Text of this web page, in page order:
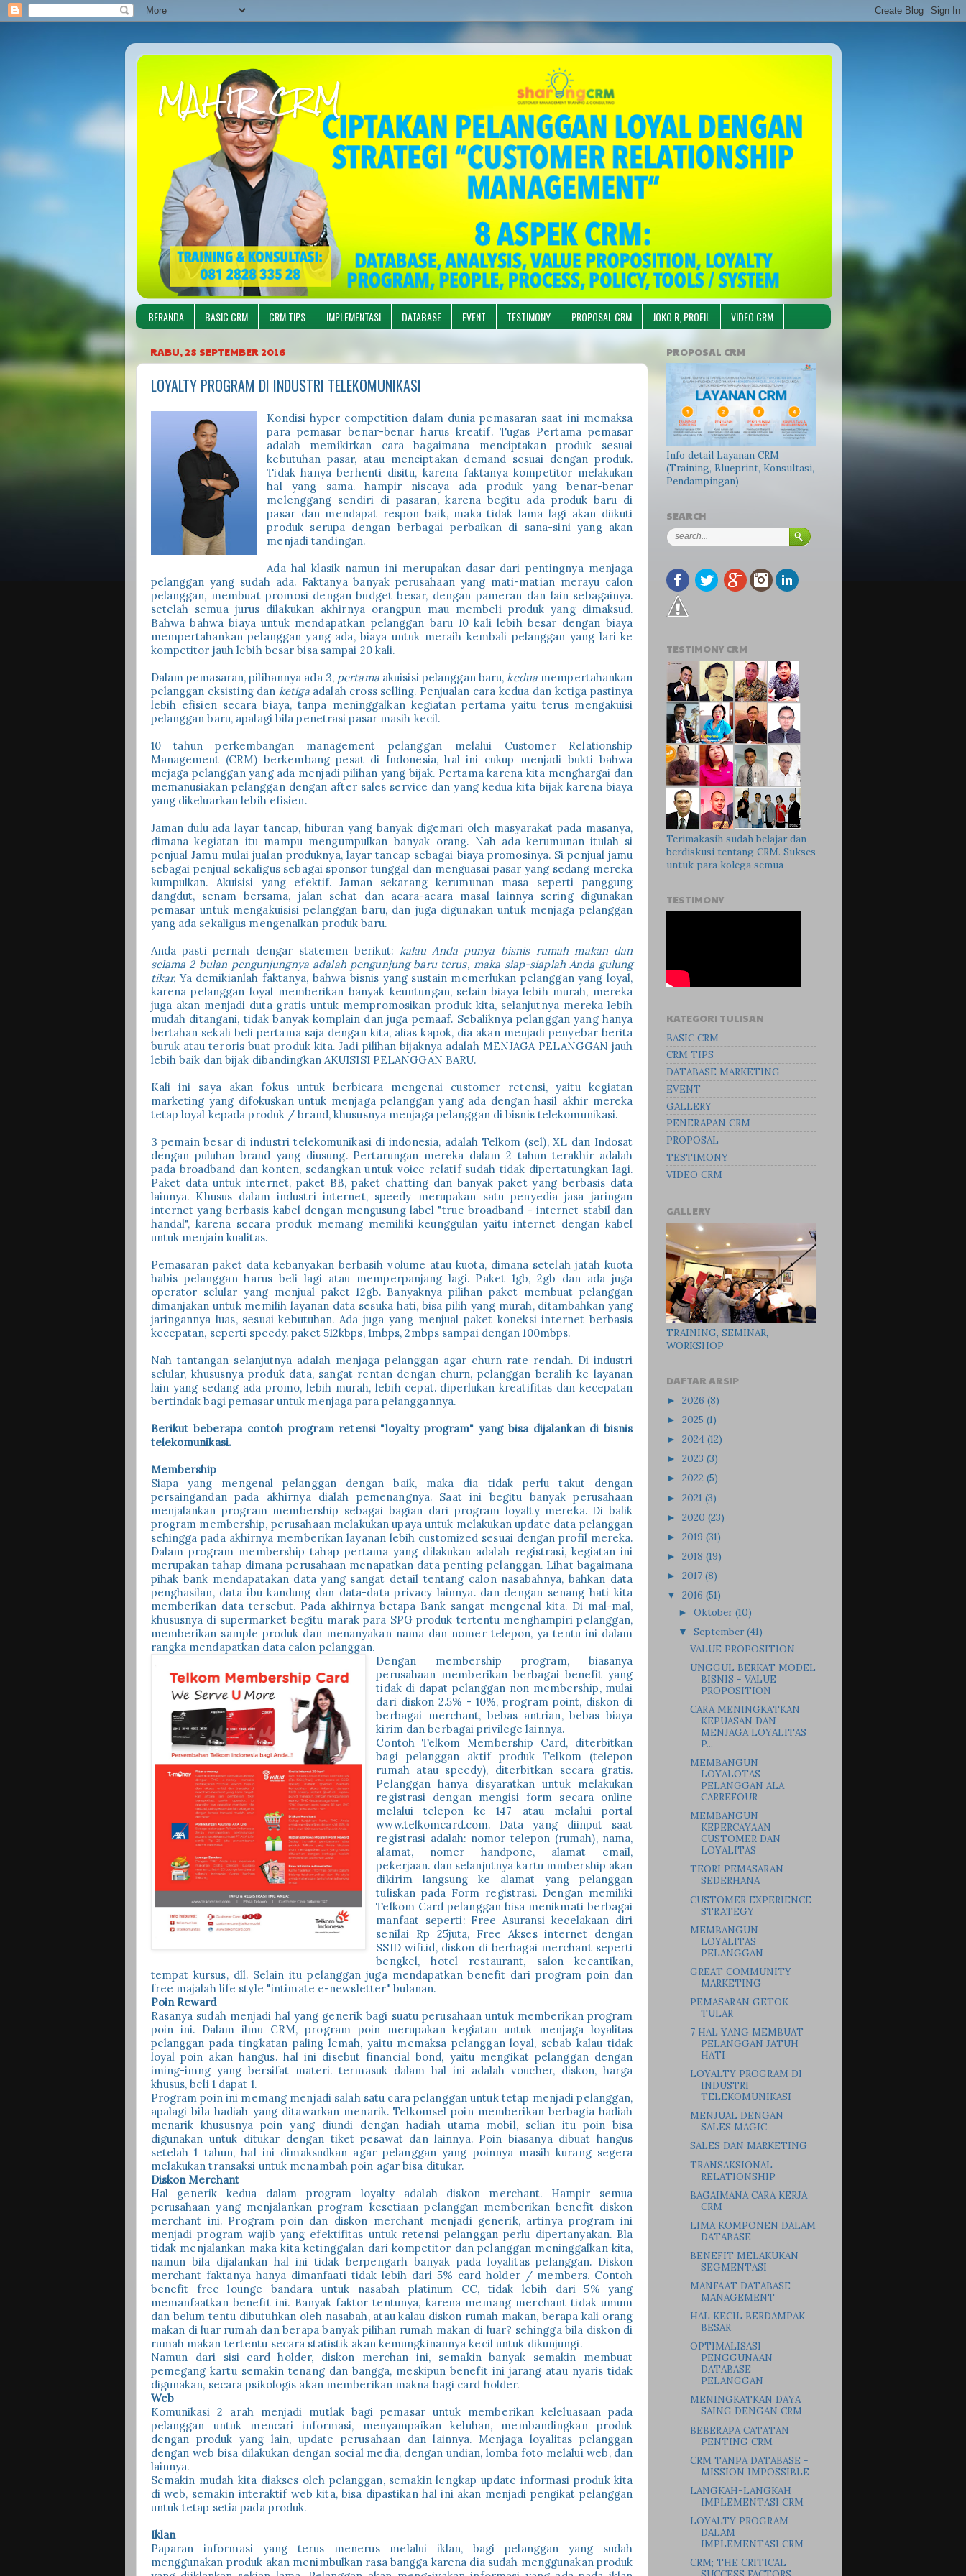
MAHIR CRM
BERANDA BASIC CRM CRM TIPS IMPLEMENTASI DATABASE EVENT TESTIMONY PROPOSAL CRM JOKO R, PROFIL VIDEO CRM
RABU, 28 SEPTEMBER 2016
LOYALTY PROGRAM DI INDUSTRI TELEKOMUNIKASI
Kondisi hyper competition dalam dunia pemasaran saat ini memaksa
para pemasar benar-benar harus kreatif. Tugas Pertama pemasar
adalah memikirkan cara bagaimana menciptakan produk sesuai
kebutuhan pasar, atau menciptakan demand sesuai dengan produk.
Tidak hanya berhenti disitu, karena faktanya kompetitor melakukan
hal yang sama. hampir niscaya ada produk yang benar-benar
melenggang sendiri di pasaran, karena begitu ada produk baru di
pasar dan mendapat respon baik, maka tidak lama lagi akan diikuti
produk serupa dengan berbagai perbaikan di sana-sini yang akan
menjadi tandingan.
Ada hal klasik namun ini merupakan dasar dari pentingnya menjaga
pelanggan yang sudah ada. Faktanya banyak perusahaan yang mati-matian merayu calon
pelanggan, membuat promosi dengan budget besar, dengan pameran dan lain sebagainya.
setelah semua jurus dilakukan akhirnya orangpun mau membeli produk yang dimaksud.
Bahwa bahwa biaya untuk mendapatkan pelanggan baru 10 kali lebih besar dengan biaya
mempertahankan pelanggan yang ada, biaya untuk meraih kembali pelanggan yang lari ke
kompetitor jauh lebih besar bisa sampai 20 kali.
Dalam pemasaran, pilihannya ada 3, pertama akuisisi pelanggan baru, kedua mempertahankan
pelanggan eksisting dan ketiga adalah cross selling. Penjualan cara kedua dan ketiga pastinya
lebih efisien secara biaya, tanpa meninggalkan kegiatan pertama yaitu terus mengakuisi
pelanggan baru, apalagi bila penetrasi pasar masih kecil.
10 tahun perkembangan management pelanggan melalui Customer Relationship
Management (CRM) berkembang pesat di Indonesia, hal ini cukup menjadi bukti bahwa
mejaga pelanggan yang ada menjadi pilihan yang bijak. Pertama karena kita menghargai dan
memanusiakan pelanggan dengan after sales service dan yang kedua kita bijak karena biaya
yang dikeluarkan lebih efisien.
Jaman dulu ada layar tancap, hiburan yang banyak digemari oleh masyarakat pada masanya,
dimana kegiatan itu mampu mengumpulkan banyak orang. Nah ada kerumunan itulah si
penjual Jamu mulai jualan produknya, layar tancap sebagai biaya promosinya. Si penjual jamu
sebagai penjual sekaligus sebagai sponsor tunggal dan menguasai pasar yang sedang mereka
kumpulkan. Akuisisi yang efektif. Jaman sekarang kerumunan masa seperti panggung
dangdut, senam bersama, jalan sehat dan acara-acara masal lainnya sering digunakan
pemasar untuk mengakuisisi pelanggan baru, dan juga digunakan untuk menjaga pelanggan
yang ada sekaligus mengenalkan produk baru.
Anda pasti pernah dengar statemen berikut: kalau Anda punya bisnis rumah makan dan
selama 2 bulan pengunjungnya adalah pengunjung baru terus, maka siap-siaplah Anda gulung
tikar.Ya demikianlah faktanya, bahwa bisnis yang sustain memerlukan pelanggan yang loyal,
karena pelanggan loyal memberikan banyak keuntungan, selain biaya lebih murah, mereka
juga akan menjadi duta gratis untuk mempromosikan produk kita, selanjutnya mereka lebih
mudah ditangani, tidak banyak komplain dan juga pemaaf. Sebaliknya pelanggan yang hanya
bertahan sekali beli pertama saja dengan kita, alias kapok, dia akan menjadi penyebar berita
buruk atau teroris buat produk kita. Jadi pilihan bijaknya adalah MENJAGA PELANGGAN jauh
lebih baik dan bijak dibandingkan AKUISISI PELANGGAN BARU.
Kali ini saya akan fokus untuk berbicara mengenai customer retensi, yaitu kegiatan
marketing yang difokuskan untuk menjaga pelanggan yang ada dengan hasil akhir mereka
tetap loyal kepada produk / brand, khususnya menjaga pelanggan di bisnis telekomunikasi.
3 pemain besar di industri telekomunikasi di indonesia, adalah Telkom (sel), XL dan Indosat
dengan puluhan brand yang diusung. Pertarungan mereka dalam 2 tahun terakhir adalah
pada broadband dan konten, sedangkan untuk voice relatif sudah tidak dipertatungkan lagi.
Paket data untuk internet, paket BB, paket chatting dan banyak paket yang berbasis data
lainnya. Khusus dalam industri internet, speedy merupakan satu penyedia jasa jaringan
internet yang berbasis kabel dengan mengusung label "true broadband - internet stabil dan
handal", karena secara produk memang memiliki keunggulan yaitu internet dengan kabel
untuk menjain kualitas.
Pemasaran paket data kebanyakan berbasih volume atau kuota, dimana setelah jatah kuota
habis pelanggan harus beli lagi atau memperpanjang lagi. Paket 1gb, 2gb dan ada juga
operator selular yang menjual paket 12gb. Banyaknya pilihan paket membuat pelanggan
dimanjakan untuk memilih layanan data sesuka hati, bisa pilih yang murah, ditambahkan yang
jaringannya luas, sesuai kebutuhan. Ada juga yang menjual paket koneksi internet berbasis
kecepatan, seperti speedy. paket 512kbps, 1mbps, 2mbps sampai dengan 100mbps.
Nah tantangan selanjutnya adalah menjaga pelanggan agar churn rate rendah. Di industri
selular, khususnya produk data, sangat rentan dengan churn, pelanggan beralih ke layanan
lain yang sedang ada promo, lebih murah, lebih cepat. diperlukan kreatifitas dan kecepatan
bertindak bagi pemasar untuk menjaga para pelanggannya.
Berikut beberapa contoh program retensi "loyalty program" yang bisa dijalankan di bisnis
telekomunikasi.
Membership
Siapa yang mengenal pelanggan dengan baik, maka dia tidak perlu takut dengan
persaingandan pada akhirnya dialah pemenangnya. Saat ini begitu banyak perusahaan
menjalankan program membership sebagai bagian dari program loyalty mereka. Di balik
program membership, perusahaan melakukan upaya untuk melakukan update data pelanggan
sehingga pada akhirnya memberikan layanan lebih customized sesuai dengan profil mereka.
Dalam program membership tahap pertama yang dilakukan adalah registrasi, kegiatan ini
merupakan tahap dimana perusahaan menapatkan data penting pelanggan. Lihat bagaimana
pihak bank mendapatakan data yang sangat detail tentang calon nasabahnya, bahkan data
penghasilan, data ibu kandung dan data-data privacy lainnya. dan dengan senang hati kita
memberikan data tersebut. Pada akhirnya betapa Bank sangat mengenal kita. Di mal-mal,
khususnya di supermarket begitu marak para SPG produk tertentu menghampiri pelanggan,
memberikan sample produk dan menanyakan nama dan nomer telepon, ya tentu ini dalam
rangka mendapatkan data calon pelanggan.
Dengan membership program, biasanya
perusahaan memberikan berbagai benefit yang
tidak di dapat pelanggan non membership, mulai
dari diskon 2.5% - 10%, program point, diskon di
berbagai merchant, bebas antrian, bebas biaya
kirim dan berbagai privilege lainnya.
Contoh Telkom Membership Card, diterbitkan
bagi pelanggan aktif produk Telkom (telepon
rumah atau speedy), diterbitkan secara gratis.
Pelanggan hanya disyaratkan untuk melakukan
registrasi dengan mengisi form secara online
melalui telepon ke 147 atau melalui portal
www.telkomcard.com. Data yang diinput saat
registrasi adalah: nomor telepon (rumah), nama,
alamat, nomer handpone, alamat email,
pekerjaan. dan selanjutnya kartu mmbership akan
dikirim langsung ke alamat yang pelanggan
tuliskan pada Form registrasi. Dengan memiliki
Telkom Card pelanggan bisa menikmati berbagai
manfaat seperti: Free Asuransi kecelakaan diri
senilai Rp 25juta, Free Akses internet dengan
SSID wifi.id, diskon di berbagai merchant seperti
bengkel, hotel restaurant, salon kecantikan,
tempat kursus, dll. Selain itu pelanggan juga mendapatkan benefit dari program poin dan
free majalah life style "intimate e-newsletter" bulanan.
Poin Reward
Rasanya sudah menjadi hal yang generik bagi suatu perusahaan untuk memberikan program
poin ini. Dalam ilmu CRM, program poin merupakan kegiatan untuk menjaga loyalitas
pelanggan pada tingkatan paling lemah, yaitu memaksa pelanggan loyal, sebab kalau tidak
loyal poin akan hangus. hal ini disebut financial bond, yaitu mengikat pelanggan dengan
iming-imng yang bersifat materi. termasuk dalam hal ini adalah voucher, diskon, harga
khusus, beli 1 dapat 1.
Program poin ini memang menjadi salah satu cara pelanggan untuk tetap menjadi pelanggan,
apalagi bila hadiah yang ditawarkan menarik. Telkomsel poin memberikan berbagia hadiah
menarik khususnya poin yang diundi dengan hadiah utama mobil, selian itu poin bisa
digunakan untuk ditukar dengan tiket pesawat dan lainnya. Poin biasanya dibuat hangus
setelah 1 tahun, hal ini dimaksudkan agar pelanggan yang poinnya masih kurang segera
melakukan transaksi untuk menambah poin agar bisa ditukar.
Diskon Merchant
Hal generik kedua dalam program loyalty adalah diskon merchant. Hampir semua
perusahaan yang menjalankan program kesetiaan pelanggan memberikan benefit diskon
merchant ini. Program poin dan diskon merchant menjadi generik, artinya program ini
menjadi program wajib yang efektifitas untuk retensi pelanggan perlu dipertanyakan. Bla
tidak menjalankan maka kita ketinggalan dari kompetitor dan pelanggan meninggalkan kita,
namun bila dijalankan hal ini tidak berpengarh banyak pada loyalitas pelanggan. Diskon
merchant faktanya hanya dimanfaati tidak lebih dari 5% card holder / members. Contoh
benefit free lounge bandara untuk nasabah platinum CC, tidak lebih dari 5% yang
memanfaatkan benefit ini. Banyak faktor tentunya, karena memang merchant tidak umum
dan belum tentu dibutuhkan oleh nasabah, atau kalau diskon rumah makan, berapa kali orang
makan di luar rumah dan berapa banyak pilihan rumah makan di luar? sehingga bila diskon di
rumah makan tertentu secara statistik akan kemungkinannya kecil untuk dikunjungi.
Namun dari sisi card holder, diskon merchan ini, semakin banyak semakin membuat
pemegang kartu semakin tenang dan bangga, meskipun benefit ini jarang atau nyaris tidak
digunakan, secara psikologis akan memberikan makna bagi card holder.
Web
Komunikasi 2 arah menjadi mutlak bagi pemasar untuk memberikan keleluasaan pada
pelanggan untuk mencari informasi, menyampaikan keluhan, membandingkan produk
dengan produk yang lain, update perusahaan dan lainnya. Menjaga loyalitas pelanggan
dengan web bisa dilakukan dengan social media, dengan undian, lomba foto melalui web, dan
lainnya.
Semakin mudah kita diakses oleh pelanggan, semakin lengkap update informasi produk kita
di web, semakin interaktif web kita, bisa dipastikan hal ini akan menjadi pengikat pelanggan
untuk tetap setia pada produk.
Iklan
Paparan informasi yang terus menerus melalui iklan, bagi pelanggan yang sudah
menggunakan produk akan menimbulkan rasa bangga karena dia sudah menggunakan produk
PROPOSAL CRM
Info detail Layanan CRM
(Training, Blueprint, Konsultasi,
Pendampingan)
SEARCH
TESTIMONY CRM
Terimakasih sudah belajar dan
berdiskusi tentang CRM. Sukses
untuk para kolega semua
TESTIMONY
KATEGORI TULISAN
BASIC CRM
CRM TIPS
DATABASE MARKETING
EVENT
GALLERY
PENERAPAN CRM
PROPOSAL
TESTIMONY
VIDEO CRM
GALLERY
TRAINING, SEMINAR,
WORKSHOP
DAFTAR ARSIP
► 2026 (8)
► 2025 (1)
► 2024 (12)
► 2023 (3)
► 2022 (5)
► 2021 (3)
► 2020 (23)
► 2019 (31)
► 2018 (19)
► 2017 (8)
▼ 2016 (51)
► Oktober(10)
▼ September(41)
VALUE PROPOSITION
UNGGUL BERKAT MODEL
BISNIS - VALUE
PROPOSITION
CARA MENINGKATKAN
KEPUASAN DAN
MENJAGA LOYALITAS
P...
MEMBANGUN
LOYALOTAS
PELANGGAN ALA
CARREFOUR
MEMBANGUN
KEPERCAYAAN
CUSTOMER DAN
LOYALITAS
TEORI PEMASARAN
SEDERHANA
CUSTOMER EXPERIENCE
STRATEGY
MEMBANGUN
LOYALITAS
PELANGGAN
GREAT COMMUNITY
MARKETING
PEMASARAN GETOK
TULAR
7 HAL YANG MEMBUAT
PELANGGAN JATUH
HATI
LOYALTY PROGRAM DI
INDUSTRI
TELEKOMUNIKASI
MENJUAL DENGAN
SALES MAGIC
SALES DAN MARKETING
TRANSAKSIONAL
RELATIONSHIP
BAGAIMANA CARA KERJA
CRM
LIMA KOMPONEN DALAM
DATABASE
BENEFIT MELAKUKAN
SEGMENTASI
MANFAAT DATABASE
MANAGEMENT
HAL KECIL BERDAMPAK
BESAR
OPTIMALISASI
PENGGUNAAN
DATABASE
PELANGGAN
MENINGKATKAN DAYA
SAING DENGAN CRM
BEBERAPA CATATAN
PENTING CRM
CRM TANPA DATABASE -
MISSION IMPOSSIBLE
LANGKAH-LANGKAH
IMPLEMENTASI CRM
LOYALTY PROGRAM
DALAM
IMPLEMENTASI CRM
CRM; THE CRITICAL